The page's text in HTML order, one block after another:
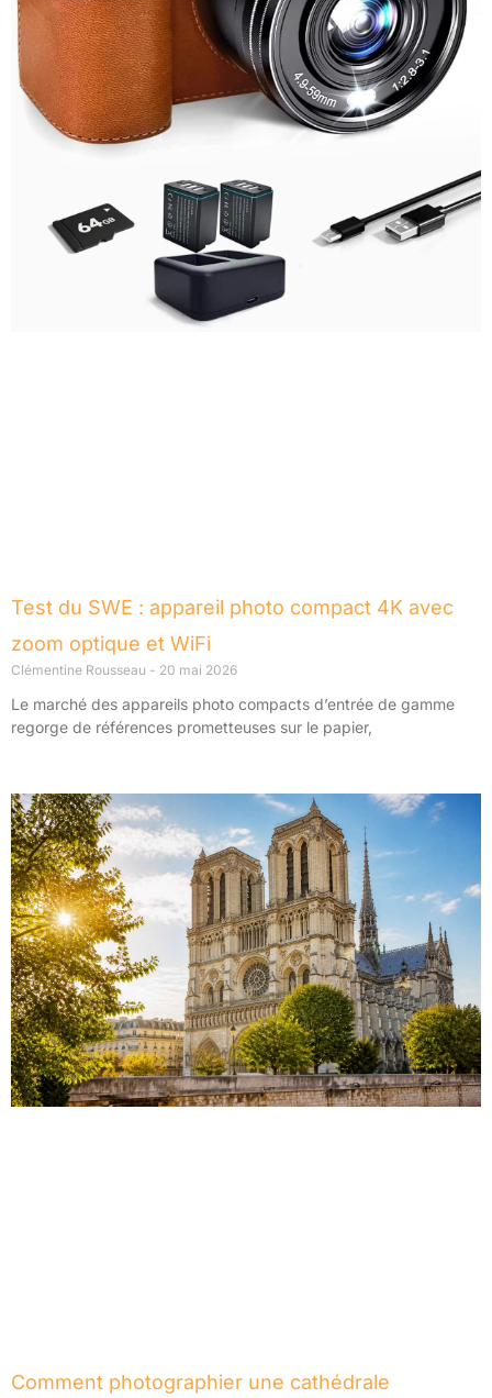
Test du SWE : appareil photo compact 4K avec
zoom optique et WiFi
Clémentine Rousseau 20 mai 2026
Le marché des appareils photo compacts d’entrée de gamme
regorge de références prometteuses sur le papier,
Comment photographier une cathédrale